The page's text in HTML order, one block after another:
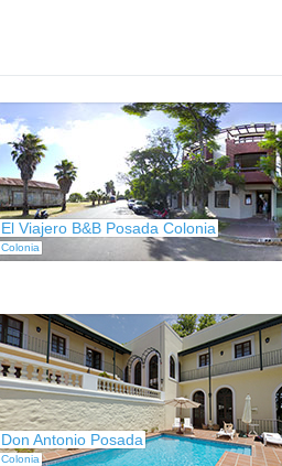
El Viajero B&B Posada Colonia
Colonia
Don Antonio Posada
Colonia